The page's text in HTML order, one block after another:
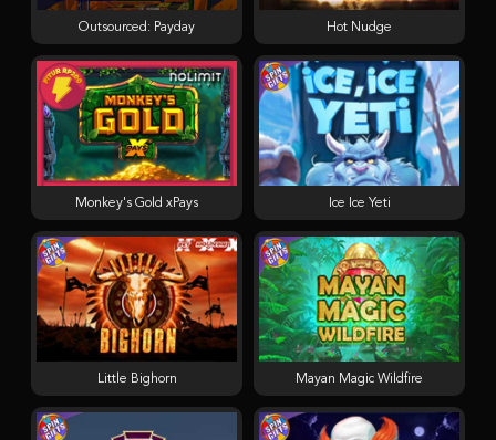
Outsourced: Payday Hot Nudge
Monkey's Gold xPays
Little Bighorn Mayan Magic Wildfire
Ice Ice Yeti